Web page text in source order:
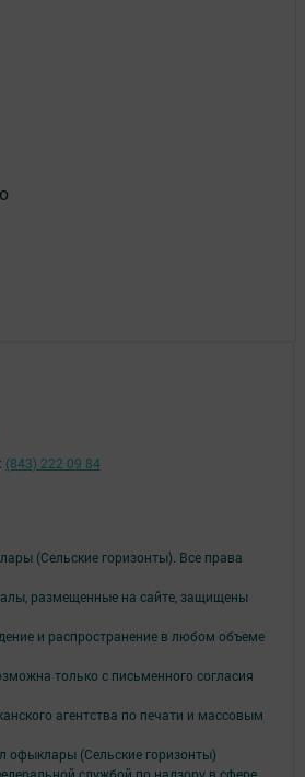
(Сельские горизонты). Все права
размещенные на сайте, защищены
и распространение в любом объеме
только с письменного согласия
агентства по печати и массовым
(Сельские горизонты)
службой по надзору в сфере
(843) 222 09 84